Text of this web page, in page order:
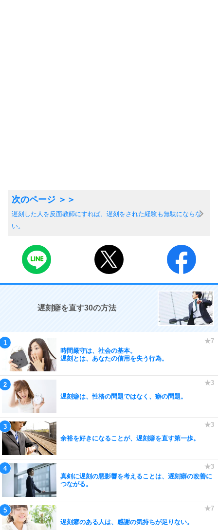
遅刻した人を反面教師にすれば、遅刻をされた経験も無駄にならな
い。
遅刻癖を直す30の方法
時間厳守は、社会の基本。
遅刻とは、あなたの信用を失う行為。
遅刻癖は、性格の問題ではなく、癖の問題。
余裕を好きになることが、遅刻癖を直す第一歩。
真剣に遅刻の悪影響を考えることは、遅刻癖の改善に
つながる。
遅刻癖のある人は、感謝の気持ちが足りない。